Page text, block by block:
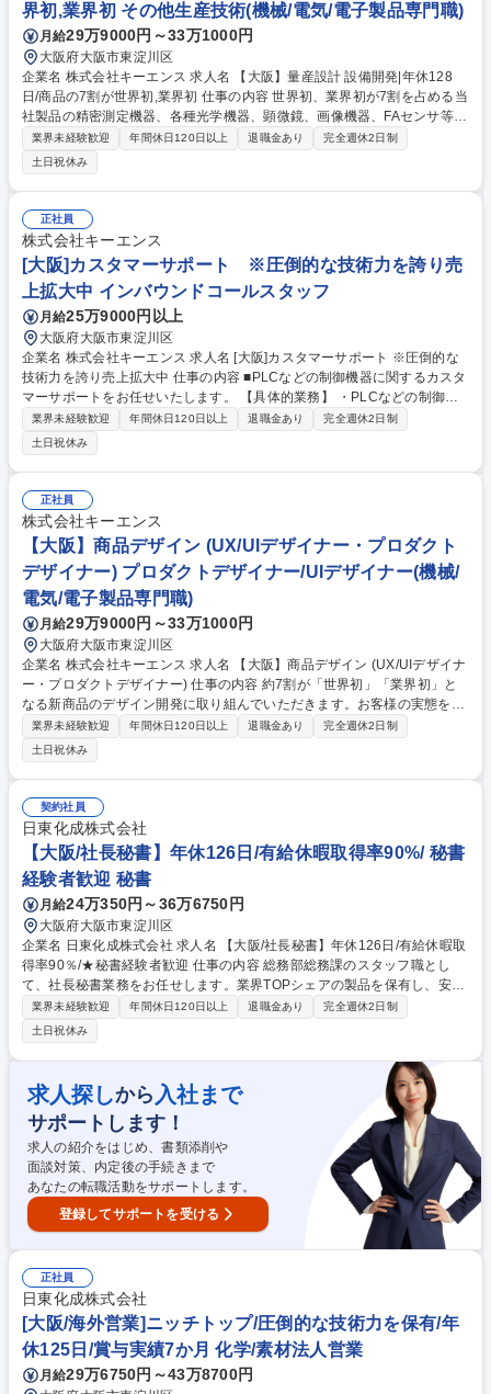
界初,業界初 その他生産技術(機械/電気/電子製品専門職)
月給29万9000円～33万1000円
大阪府大阪市東淀川区
企業名 株式会社キーエンス 求人名 【大阪】量産設計 設備開発|年休128
日/商品の7割が世界初,業界初 仕事の内容 世界初、業界初が7割を占める当
社製品の精密測定機器、各種光学機器、顕微鏡、画像機器、FAセンサ等の
新商品を量産するための自動化設備の 企画、構想設計から製造拠点での設
備立上までに携わります。 当社はファブレスですが、重要な量産技術は社
内に保持しており、生産設備は自社で開発しています。 【キャリアパス】
・自動化設備の担当としてだけでなく、量産化プロジェクトを取りまとめ
るリーダーなども適性に応じて歩んでいくことが可能です。 募集職種
【大阪】量産設計 設備開発|年休128日/商品の7割が世界初,業界初
業界未経験歓迎 年間休日120日以上 退職金あり
完全週休2日制
土日祝休み
正社員
株式会社キーエンス
[大阪]カスタマーサポート ※圧倒的な技術力を誇り売
上拡大中 インバウンドコールスタッフ
月給25万9000円以上
大阪府大阪市東淀川区
企業名 株式会社キーエンス 求人名 [大阪]カスタマーサポート ※圧倒的な
技術力を誇り売上拡大中 仕事の内容 ■PLCなどの制御機器に関するカスタ
マーサポートをお任せいたします。 【具体的業務】 ・PLCなどの制御機
器に関する電話での技術サポート ・お客様の状況をヒアリングし、技術的
な課題を論理的に整理・解決 ・社内の営業担当や技術部門との連携による
情報共有・改善提案 ■FA業界において、PLCをはじめとする制御機器は、
装置の心臓部とも言える存在です。機能を組み合わせて装置を構築する過
程で、技術的な疑問や課題が生じることは避けられません。そんなとき、
電話越しにお客様の状況を的確に把握し、わかりやすく解決策を提示す
る。それが使命です。 募集職種 [大阪]カスタマーサポート ※圧倒的な技術
力を誇り売上拡大中
業界未経験歓迎 年間休日120日以上 退職金あり
完全週休2日制
土日祝休み
正社員
株式会社キーエンス
【大阪】商品デザイン (UX/UIデザイナー・プロダクト
デザイナー) プロダクトデザイナー/UIデザイナー(機械/
電気/電子製品専門職)
月給29万9000円～33万1000円
大阪府大阪市東淀川区
企業名 株式会社キーエンス 求人名 【大阪】商品デザイン (UX/UIデザイナ
ー・プロダクトデザイナー) 仕事の内容 約7割が「世界初」「業界初」と
なる新商品のデザイン開発に取り組んでいただきます。お客様の実態をよ
く把握し、企画、開発や販売担当と議論しながら商品の最適なデザインを
提案、実現していただきます。 《筐体のプロダクトデザイン》●CADによ
るモデリング ●モックアップモデルの作成 《UX/UIデザイン》●画面遷移
図、UIモックアップの作成 ●グラフィックデザイン ●アイコン等画面パー
ツ類の作成 ＊商品のプロダクトもUX/UIも一人のデザイナーが担当するの
が当社の特徴です。＊商品の企画初期段階から関与することもあり、企画
担当と共に現場訪問を行うこともございます。 募集職種 【大阪】商品デ
ザイン (UX/UIデザイナー・プロダクトデザイナー)
業界未経験歓迎 年間休日120日以上 退職金あり
完全週休2日制
土日祝休み
契約社員
日東化成株式会社
【大阪/社長秘書】年休126日/有給休暇取得率90%/ 秘書
経験者歓迎 秘書
月給24万350円～36万6750円
大阪府大阪市東淀川区
企業名 日東化成株式会社 求人名 【大阪/社長秘書】年休126日/有給休暇取
得率90％/★秘書経験者歓迎 仕事の内容 総務部総務課のスタッフ職とし
て、社長秘書業務をお任せします。業界TOPシェアの製品を保有し、安定
した事業基盤と従業員を大切にする社風が魅力の会社です。 【詳細】※入
社当初の想定業務※ ★社長秘書業務：スケジュール管理、アポイント調
整、各種案内状作成、メール代理送受信、物品購入、経費精算、接待のア
レンジ、名刺管理、各種チケット・ホテル手配 等 ★総務補助業務：電話
対応、来客対応、お茶出し、日常業務全般（食器洗い、郵便物仕訳、清
掃、ゴミ捨て等）手土産手配、会食手配、慶弔管理、社用車運行管理、中
元・歳暮、備品管理 その他庶務業務 募集職種 【大阪/社長秘書】年休126
日/有給休暇取得率90％/★秘書経験者歓迎
業界未経験歓迎 年間休日120日以上 退職金あり
完全週休2日制
土日祝休み
求人探しから 入社まで
サポートします！
求人の紹介をはじめ、書類添削や
面談対策、内定後の手続きまで
あなたの転職活動をサポートします。
登録してサポートを受ける
正社員
日東化成株式会社
[大阪/海外営業]ニッチトップ/圧倒的な技術力を保有/年
休125日/賞与実績7か月 化学/素材法人営業
月給29万6750円～43万8700円